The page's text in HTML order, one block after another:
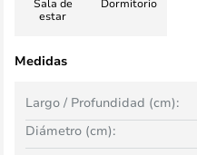
estar
Medidas
Largo / Profundidad (cm):
Diámetro (cm):